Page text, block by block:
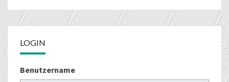
LOGIN
Benutzername